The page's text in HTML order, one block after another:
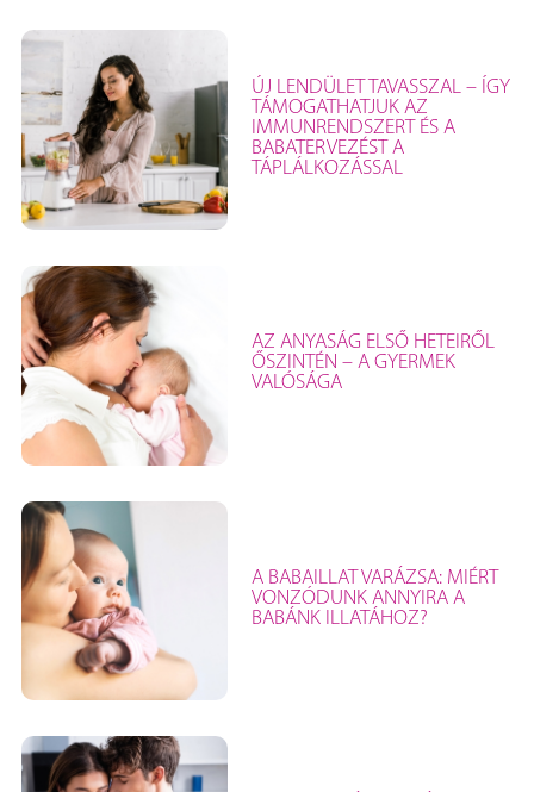
ÚJ LENDÜLET TAVASSZAL – ÍGY
TÁMOGATHATJUK AZ
IMMUNRENDSZERT ÉS A
BABATERVEZÉST A
TÁPLÁLKOZÁSSAL
AZ ANYASÁG ELSŐ HETEIRŐL
ŐSZINTÉN – A GYERMEK
VALÓSÁGA
A BABAILLAT VARÁZSA: MIÉRT
VONZÓDUNK ANNYIRA A
BABÁNK ILLATÁHOZ?